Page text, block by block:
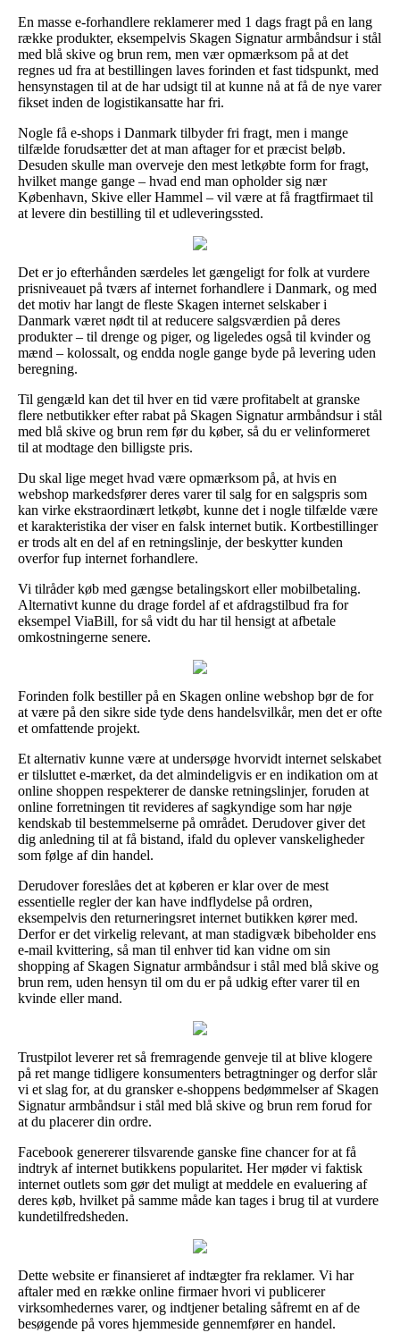
En masse e-forhandlere reklamerer med 1 dags fragt på en lang
række produkter, eksempelvis Skagen Signatur armbåndsur i stål
med blå skive og brun rem, men vær opmærksom på at det
regnes ud fra at bestillingen laves forinden et fast tidspunkt, med
hensynstagen til at de har udsigt til at kunne nå at få de nye varer
fikset inden de logistikansatte har fri.
Nogle få e-shops i Danmark tilbyder fri fragt, men i mange
tilfælde forudsætter det at man aftager for et præcist beløb.
Desuden skulle man overveje den mest letkøbte form for fragt,
hvilket mange gange – hvad end man opholder sig nær
København, Skive eller Hammel – vil være at få fragtfirmaet til
at levere din bestilling til et udleveringssted.
Det er jo efterhånden særdeles let gængeligt for folk at vurdere
prisniveauet på tværs af internet forhandlere i Danmark, og med
det motiv har langt de fleste Skagen internet selskaber i
Danmark været nødt til at reducere salgsværdien på deres
produkter – til drenge og piger, og ligeledes også til kvinder og
mænd – kolossalt, og endda nogle gange byde på levering uden
beregning.
Til gengæld kan det til hver en tid være profitabelt at granske
flere netbutikker efter rabat på Skagen Signatur armbåndsur i stål
med blå skive og brun rem før du køber, så du er velinformeret
til at modtage den billigste pris.
Du skal lige meget hvad være opmærksom på, at hvis en
webshop markedsfører deres varer til salg for en salgspris som
kan virke ekstraordinært letkøbt, kunne det i nogle tilfælde være
et karakteristika der viser en falsk internet butik. Kortbestillinger
er trods alt en del af en retningslinje, der beskytter kunden
overfor fup internet forhandlere.
Vi tilråder køb med gængse betalingskort eller mobilbetaling.
Alternativt kunne du drage fordel af et afdragstilbud fra for
eksempel ViaBill, for så vidt du har til hensigt at afbetale
omkostningerne senere.
Forinden folk bestiller på en Skagen online webshop bør de for
at være på den sikre side tyde dens handelsvilkår, men det er ofte
et omfattende projekt.
Et alternativ kunne være at undersøge hvorvidt internet selskabet
er tilsluttet e-mærket, da det almindeligvis er en indikation om at
online shoppen respekterer de danske retningslinjer, foruden at
online forretningen tit revideres af sagkyndige som har nøje
kendskab til bestemmelserne på området. Derudover giver det
dig anledning til at få bistand, ifald du oplever vanskeligheder
som følge af din handel.
Derudover foreslåes det at køberen er klar over de mest
essentielle regler der kan have indflydelse på ordren,
eksempelvis den returneringsret internet butikken kører med.
Derfor er det virkelig relevant, at man stadigvæk bibeholder ens
e-mail kvittering, så man til enhver tid kan vidne om sin
shopping af Skagen Signatur armbåndsur i stål med blå skive og
brun rem, uden hensyn til om du er på udkig efter varer til en
kvinde eller mand.
Trustpilot leverer ret så fremragende genveje til at blive klogere
på ret mange tidligere konsumenters betragtninger og derfor slår
vi et slag for, at du gransker e-shoppens bedømmelser af Skagen
Signatur armbåndsur i stål med blå skive og brun rem forud for
at du placerer din ordre.
Facebook genererer tilsvarende ganske fine chancer for at få
indtryk af internet butikkens popularitet. Her møder vi faktisk
internet outlets som gør det muligt at meddele en evaluering af
deres køb, hvilket på samme måde kan tages i brug til at vurdere
kundetilfredsheden.
Dette website er finansieret af indtægter fra reklamer. Vi har
aftaler med en række online firmaer hvori vi publicerer
virksomhedernes varer, og indtjener betaling såfremt en af de
besøgende på vores hjemmeside gennemfører en handel.